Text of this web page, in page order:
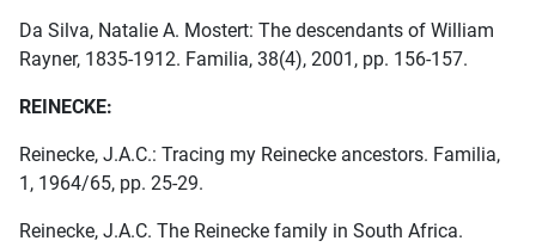
Da Silva, Natalie A. Mostert: The descendants of William
Rayner, 1835-1912. Familia, 38(4), 2001, pp. 156-157.
REINECKE:
Reinecke, J.A.C.: Tracing my Reinecke ancestors. Familia,
1, 1964/65, pp. 25-29.
Reinecke, J.A.C. The Reinecke family in South Africa.